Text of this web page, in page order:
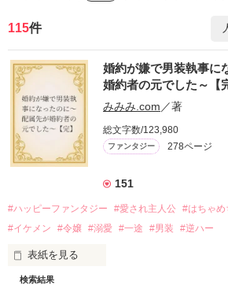
検索ワード
詳しく検索
タイトル キーワード 作家名
あらすじ
ジャンル
115件
婚約が嫌で男装執事に
婚約者の元でした～【
みみみ.com ／著
総文字数/123,980
ファンタジー 278ページ
151
#ハッピーファンタジー #愛され主人公 #はちゃめ
#イケメン
#令嬢 #溺愛 #一途 #男装 #逆ハー
表紙を見る
検索結果